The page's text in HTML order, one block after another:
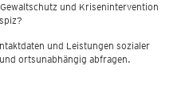
und Krisenintervention
und Leistungen sozialer
ortsunabhängig abfragen.